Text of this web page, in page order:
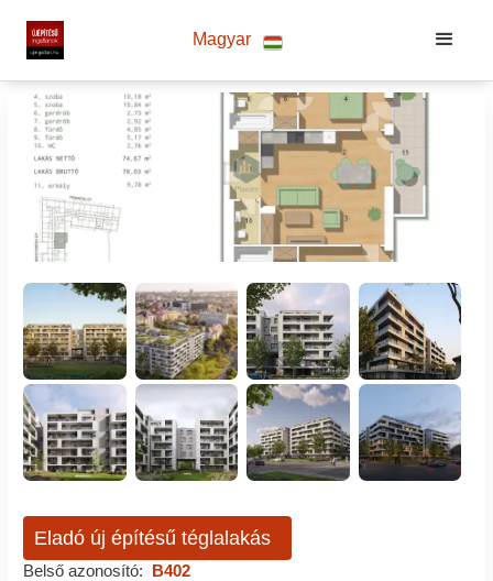
Magyar
Eladó új építésű téglalakás
Belső azonosító: B402